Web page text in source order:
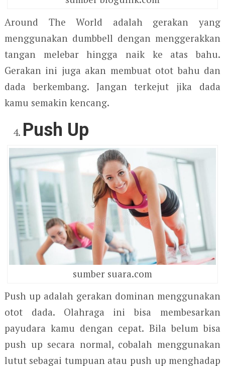
Around The World adalah gerakan yang
menggunakan dumbbell dengan menggerakkan
tangan melebar hingga naik ke atas bahu.
Gerakan ini juga akan membuat otot bahu dan
dada berkembang. Jangan terkejut jika dada
kamu semakin kencang.
Push Up
sumber suara.com
Push up adalah gerakan dominan menggunakan
otot dada. Olahraga ini bisa membesarkan
payudara kamu dengan cepat. Bila belum bisa
push up secara normal, cobalah menggunakan
lutut sebagai tumpuan atau push up menghadap